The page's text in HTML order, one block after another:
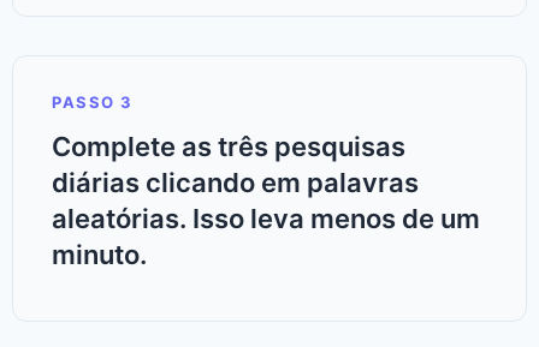
PASSO 3
Complete as três pesquisas
diárias clicando em palavras
aleatórias. Isso leva menos de um
minuto.